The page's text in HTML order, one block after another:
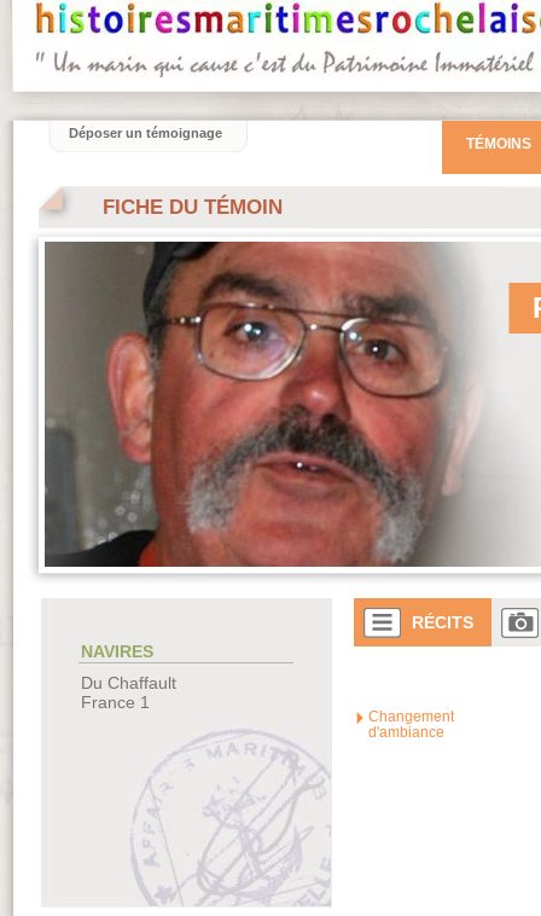
FICHE DU TÉMOIN
NAVIRES
Du Chaffault
France 1
RÉCITS
Changement
d'ambiance
TÉMOINS
Déposer un témoignage